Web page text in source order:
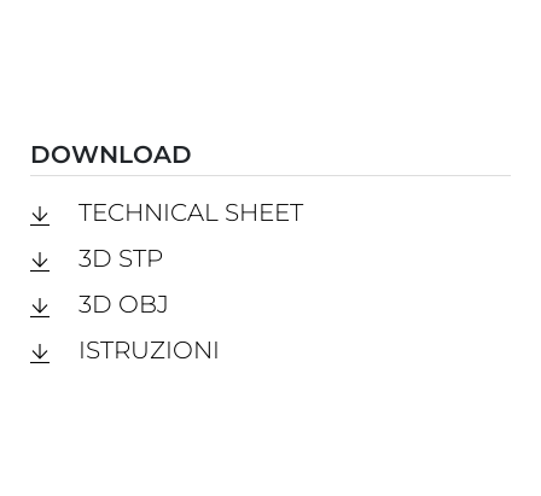
DOWNLOAD
TECHNICAL SHEET
3D STP
3D OBJ
ISTRUZIONI